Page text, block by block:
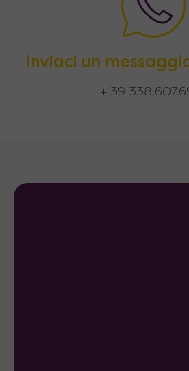
Inviaci un
+ 39